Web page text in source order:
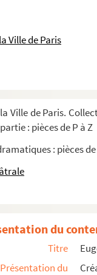
Ville de Paris
Ville de Paris.
: pièces de P à Z
: pièces de
1907
de la Comédie-
Indications de
du
Titre
Présentation du